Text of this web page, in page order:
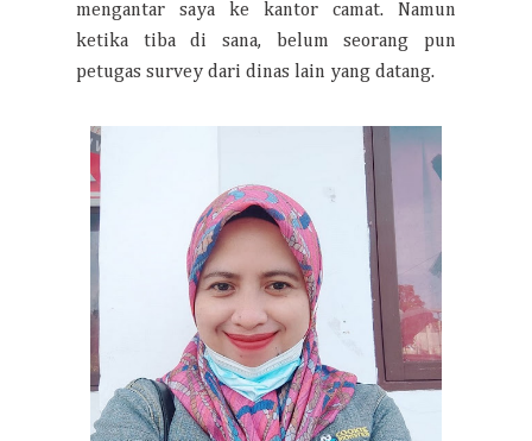
mengantar saya ke kantor camat. Namun
ketika tiba di sana, belum seorang pun
petugas survey dari dinas lain yang datang.